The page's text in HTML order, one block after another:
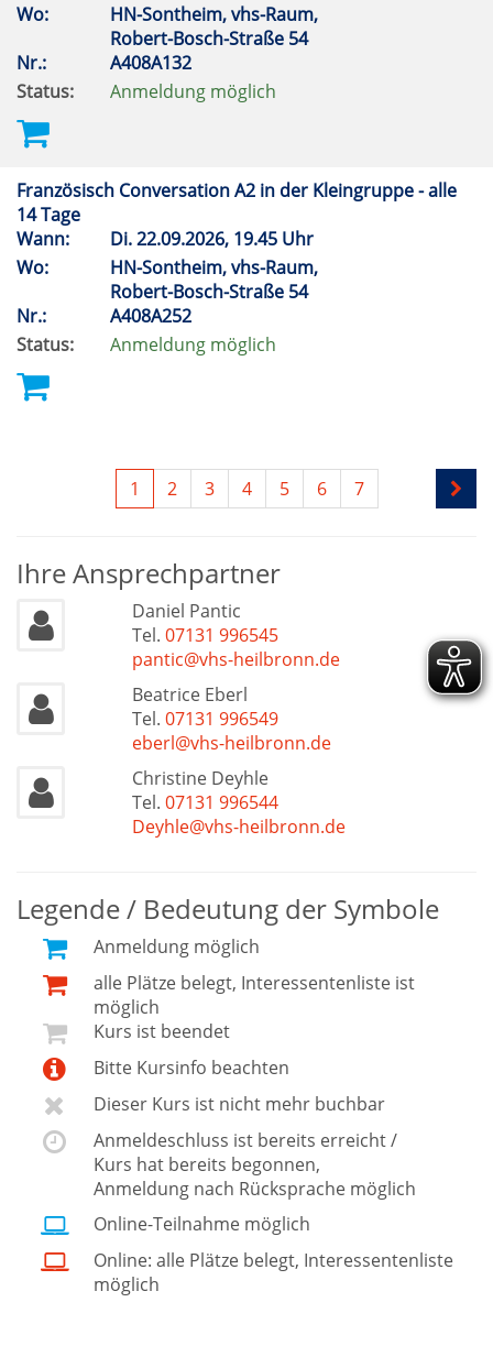
Wo:
HN-Sontheim, vhs-Raum,
Robert-Bosch-Straße 54
Nr.:
A408A132
Status:
Anmeldung möglich
Französisch Conversation A2 in der Kleingruppe - alle
14 Tage
Wann:
Di.22.09.2026, 19.45 Uhr
Wo:
HN-Sontheim, vhs-Raum,
Robert-Bosch-Straße 54
Nr.:
A408A252
Status:
Anmeldung möglich
1 2 3 4 5 6 7
Ihre Ansprechpartner
Daniel Pantic
Tel. 07131 996545
pantic@vhs-heilbronn.de
Beatrice Eberl
Tel. 07131 996549
eberl@vhs-heilbronn.de
Christine Deyhle
Tel. 07131 996544
Deyhle@vhs-heilbronn.de
Legende / Bedeutung der Symbole
Anmeldung möglich
alle Plätze belegt, Interessentenliste ist
möglich
Kurs ist beendet
Bitte Kursinfo beachten
Dieser Kurs ist nicht mehr buchbar
Anmeldeschluss ist bereits erreicht /
Kurs hat bereits begonnen,
Anmeldung nach Rücksprache möglich
Online-Teilnahme möglich
Online: alle Plätze belegt, Interessentenliste
möglich